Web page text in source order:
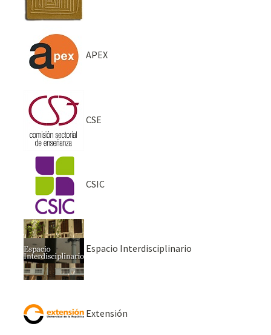
APEX
CSE
CSIC
Espacio Interdisciplinario
Extensión